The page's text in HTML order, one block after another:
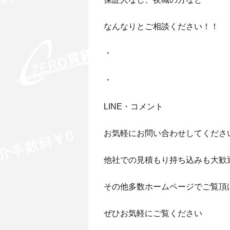
なんなりとご相談ください！！
・
・
LINE・コメント
お気軽にお問い合わせしてくださ
他社での見積もり持ち込みも大歓
その他多数ホームページでご覧頂
ぜひお気軽にご覧ください